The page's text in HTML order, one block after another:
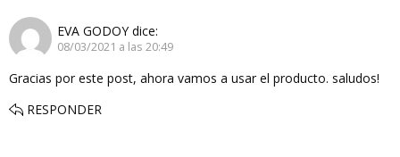
EVA GODOY dice:
08/03/2021 a las 20:49
Gracias por este post, ahora vamos a usar el producto. saludos!
RESPONDER